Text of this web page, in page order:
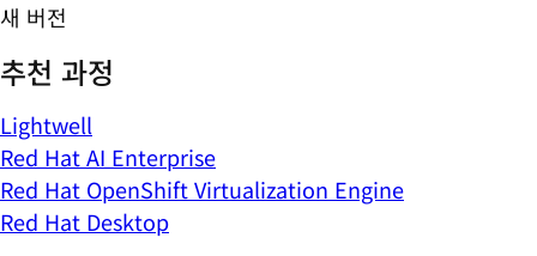
새 버전
추천 과정
Lightwell
Red Hat AI Enterprise
Red Hat OpenShift Virtualization Engine
Red Hat Desktop